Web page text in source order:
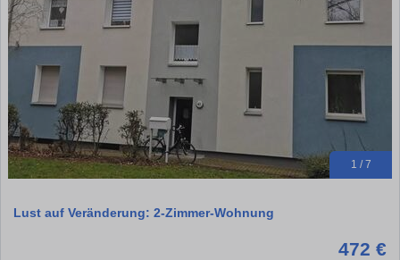
1 / 7
Lust auf Veränderung: 2-Zimmer-Wohnung
472 €